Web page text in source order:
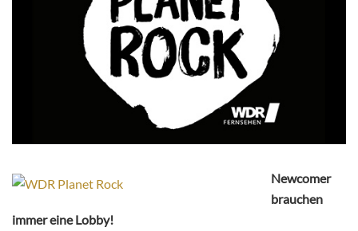
Newcomer
brauchen
immer eine Lobby!